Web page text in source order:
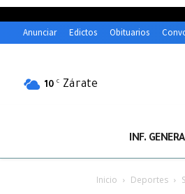
Anunciar Edictos Obituarios
10 C Zárate
INF.
Inicio Deportes